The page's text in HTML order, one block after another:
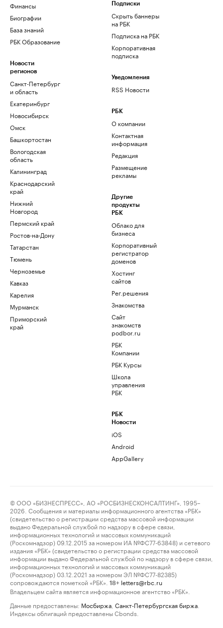
Финансы
Биографии
База знаний
РБК Образование
Новости
регионов
Санкт-Петербург
и область
Екатеринбург
Новосибирск
Омск
Башкортостан
Вологодская
область
Калининград
Краснодарский
край
Нижний
Новгород
Пермский край
Ростов-на-Дону
Татарстан
Тюмень
Черноземье
Кавказ
Карелия
Мурманск
Приморский
край
Подписки
Скрыть баннеры
на РБК
Подписка на РБК
Корпоративная
подписка
Уведомления
RSS Новости
РБК
О компании
Контактная
информация
Редакция
Размещение
рекламы
Другие
продукты
РБК
Облако для
бизнеса
Корпоративный
регистратор
доменов
Хостинг
сайтов
Рег.решения
Знакомства
Сайт
знакомств
podbor.ru
РБК
Компании
РБК Курсы
Школа
управления
РБК
РБК
Новости
iOS
Android
AppGallery
© ООО «БИЗНЕСПРЕСС», АО «РОСБИЗНЕСКОНСАЛТИНГ», 1995–
2026. Сообщения и материалы информационного агентства «РБК»
(свидетельство о регистрации средства массовой информации
выдано Федеральной службой по надзору в сфере связи,
информационных технологий и массовых коммуникаций
(Роскомнадзор) 09.12.2015 за номером ИА №ФС77-63848) и сетевого
издания «РБК» (свидетельство о регистрации средства массовой
информации выдано Федеральной службой по надзору в сфере связи,
информационных технологий и массовых коммуникаций
(Роскомнадзор) 03.12.2021 за номером ЭЛ №ФС77-82385)
сопровождаются пометкой «РБК».
18+ letters@rbc.ru
Владельцем сайта является информационное агентство «РБК».
Данные предоставлены: Мосбиржа Санкт-Петербургская биржа
Индексы облигаций предоставлены Cbonds.